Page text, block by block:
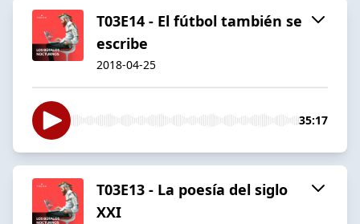
T03E14 - El fútbol también se
escribe
2018-04-25
35:17
T03E13 - La poesía del siglo
XXI